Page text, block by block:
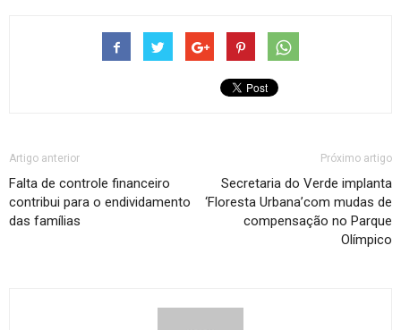
Artigo anterior
Falta de controle financeiro
contribui para o endividamento
das famílias
Próximo artigo
Secretaria do Verde implanta
‘Floresta Urbana’com mudas de
compensação no Parque
Olímpico